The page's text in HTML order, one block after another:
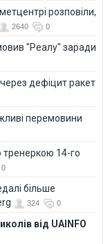
розповіли,
2640 0
"Реалу" заради
дефіцит ракет
перемовини
тренеркою 14-го
0
більше
324 0
від UAINFO